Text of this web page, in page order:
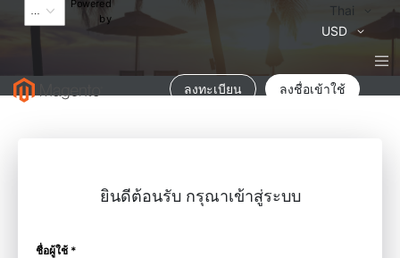
Powered
by
Language
Thai
USD
ลงทะเบียน ลงชื่อเข้าใช้
ยินดีต้อนรับ กรุณาเข้าสู่ระบบ
ชื่อผู้ใช้ *